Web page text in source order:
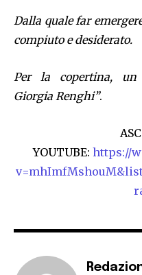
Dalla quale far
compiuto e desiderato.
Per la copertina, un
Giorgia Renghi”.
YOUTUBE: https://